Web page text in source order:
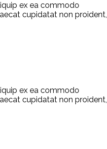
ex ea commodo
cupidatat non proident,
ex ea commodo
cupidatat non proident,